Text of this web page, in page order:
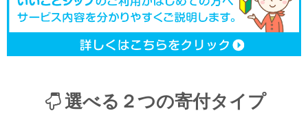
選べる２つの寄付タイプ